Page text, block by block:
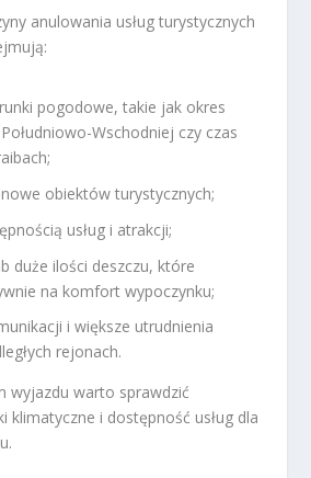
anulowania usług turystycznych
pogodowe, takie jak okres
Wschodniej czy czas
obiektów turystycznych;
usług i atrakcji;
duże ilości deszczu, które
na komfort wypoczynku;
i większe utrudnienia
rejonach.
wyjazdu warto sprawdzić
klimatyczne i dostępność usług dla